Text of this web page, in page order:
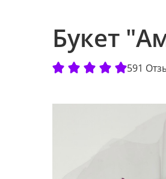
Букет
591